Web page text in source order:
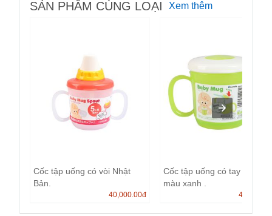
SẢN PHẨM CÙNG LOẠI Xem thêm
Cốc tập uống có vòi Nhật
Bản.
40,000.00đ
Cốc tập uống có tay cầm
màu xanh .
40,000.00